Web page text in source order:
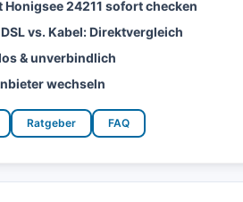
24211 sofort checken
vs. Kabel: Direktvergleich
& unverbindlich
wechseln
Ratgeber FAQ